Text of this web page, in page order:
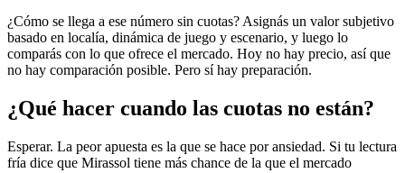
¿Cómo se llega a ese número sin cuotas? Asignás un valor subjetivo
basado en localía, dinámica de juego y escenario, y luego lo
comparás con lo que ofrece el mercado. Hoy no hay precio, así que
no hay comparación posible. Pero sí hay preparación.
¿Qué hacer cuando las cuotas no están?
Esperar. La peor apuesta es la que se hace por ansiedad. Si tu lectura
fría dice que Mirassol tiene más chance de la que el mercado